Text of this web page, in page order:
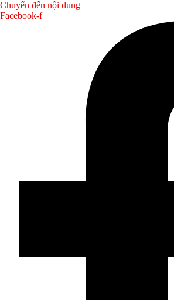
Chuyển đến nội dung
Facebook-f